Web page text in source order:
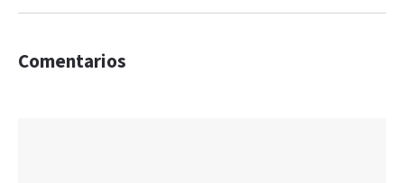
Comentarios